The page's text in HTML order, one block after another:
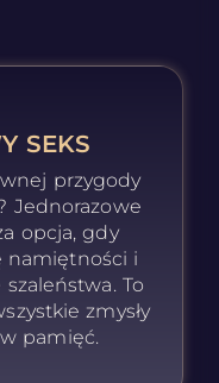
SEKS
przygody
Jednorazowe
opcja, gdy
namiętności i
To
zmysły
pamięć.